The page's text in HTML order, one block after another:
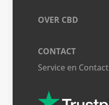
OVER CBD
CONTACT
Service en Contact